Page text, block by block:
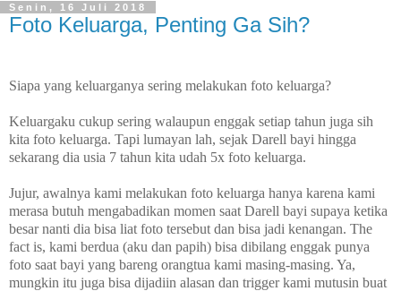
Senin, 16 Juli 2018
Foto Keluarga, Penting Ga Sih?
Siapa yang keluarganya sering melakukan foto keluarga?
Keluargaku cukup sering walaupun enggak setiap tahun juga sih
kita foto keluarga. Tapi lumayan lah, sejak Darell bayi hingga
sekarang dia usia 7 tahun kita udah 5x foto keluarga.
Jujur, awalnya kami melakukan foto keluarga hanya karena kami
merasa butuh mengabadikan momen saat Darell bayi supaya ketika
besar nanti dia bisa liat foto tersebut dan bisa jadi kenangan. The
fact is, kami berdua (aku dan papih) bisa dibilang enggak punya
foto saat bayi yang bareng orangtua kami masing-masing. Ya,
mungkin itu juga bisa dijadiin alasan dan trigger kami mutusin buat